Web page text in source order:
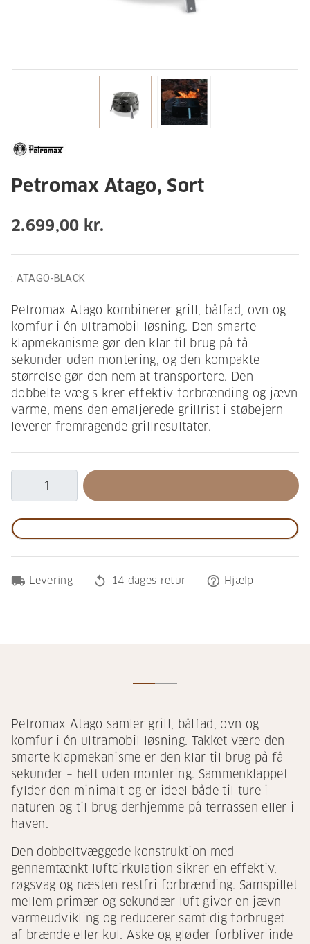
Petromax Atago, Sort
2.699,00 kr.
: ATAGO-BLACK
Petromax Atago kombinerer grill, bålfad, ovn og
komfur i én ultramobil løsning. Den smarte
klapmekanisme gør den klar til brug på få
sekunder uden montering, og den kompakte
størrelse gør den nem at transportere. Den
dobbelte væg sikrer effektiv forbrænding og jævn
varme, mens den emaljerede grillrist i støbejern
leverer fremragende grillresultater.
local_shipping Levering replay 14 dages retur help_outline Hjælp
Petromax Atago samler grill, bålfad, ovn og
komfur i én ultramobil løsning. Takket være den
smarte klapmekanisme er den klar til brug på få
sekunder – helt uden montering. Sammenklappet
fylder den minimalt og er ideel både til ture i
naturen og til brug derhjemme på terrassen eller i
haven.
Den dobbeltvæggede konstruktion med
gennemtænkt luftcirkulation sikrer en effektiv,
røgsvag og næsten restfri forbrænding. Samspillet
mellem primær og sekundær luft giver en jævn
varmeudvikling og reducerer samtidig forbruget
af brænde eller kul. Aske og gløder forbliver inde